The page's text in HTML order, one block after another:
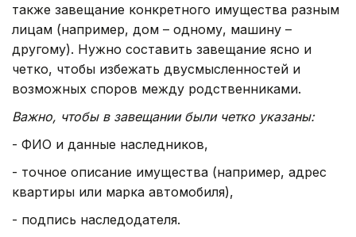
также завещание конкретного имущества разным
лицам (например, дом – одному, машину –
другому). Нужно составить завещание ясно и
четко, чтобы избежать двусмысленностей и
возможных споров между родственниками.
Важно, чтобы в завещании были четко указаны:
- ФИО и данные наследников,
- точное описание имущества (например, адрес
квартиры или марка автомобиля),
- подпись наследодателя.